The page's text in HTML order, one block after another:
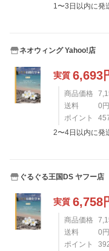
1〜3日以内に発
ネオウィング Yahoo!店
実質 6,693
商品価格
送料
0 円
ポイント
2〜4日以内に発
ぐるぐる王国DS ヤフー店
実質 6,758
商品価格
送料
0 円
ポイント